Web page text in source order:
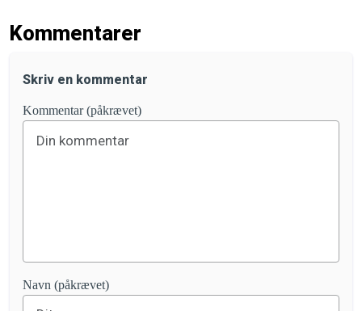
Kommentarer
Skriv en kommentar
Kommentar (påkrævet)
Navn (påkrævet)